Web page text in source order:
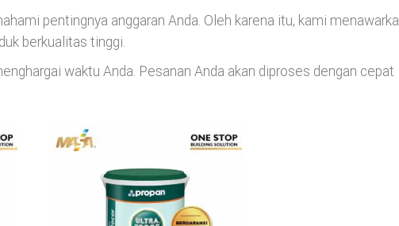
pentingnya anggaran Anda. Oleh karena itu, kami
berkualitas tinggi.
waktu Anda. Pesanan Anda akan diproses dengan cepat